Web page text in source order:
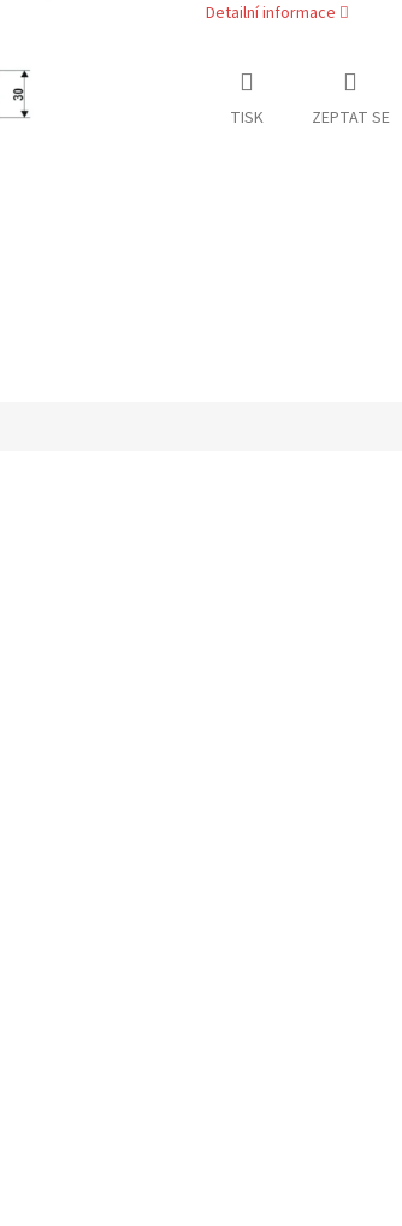
Detailní informace
TISK ZEPTAT SE